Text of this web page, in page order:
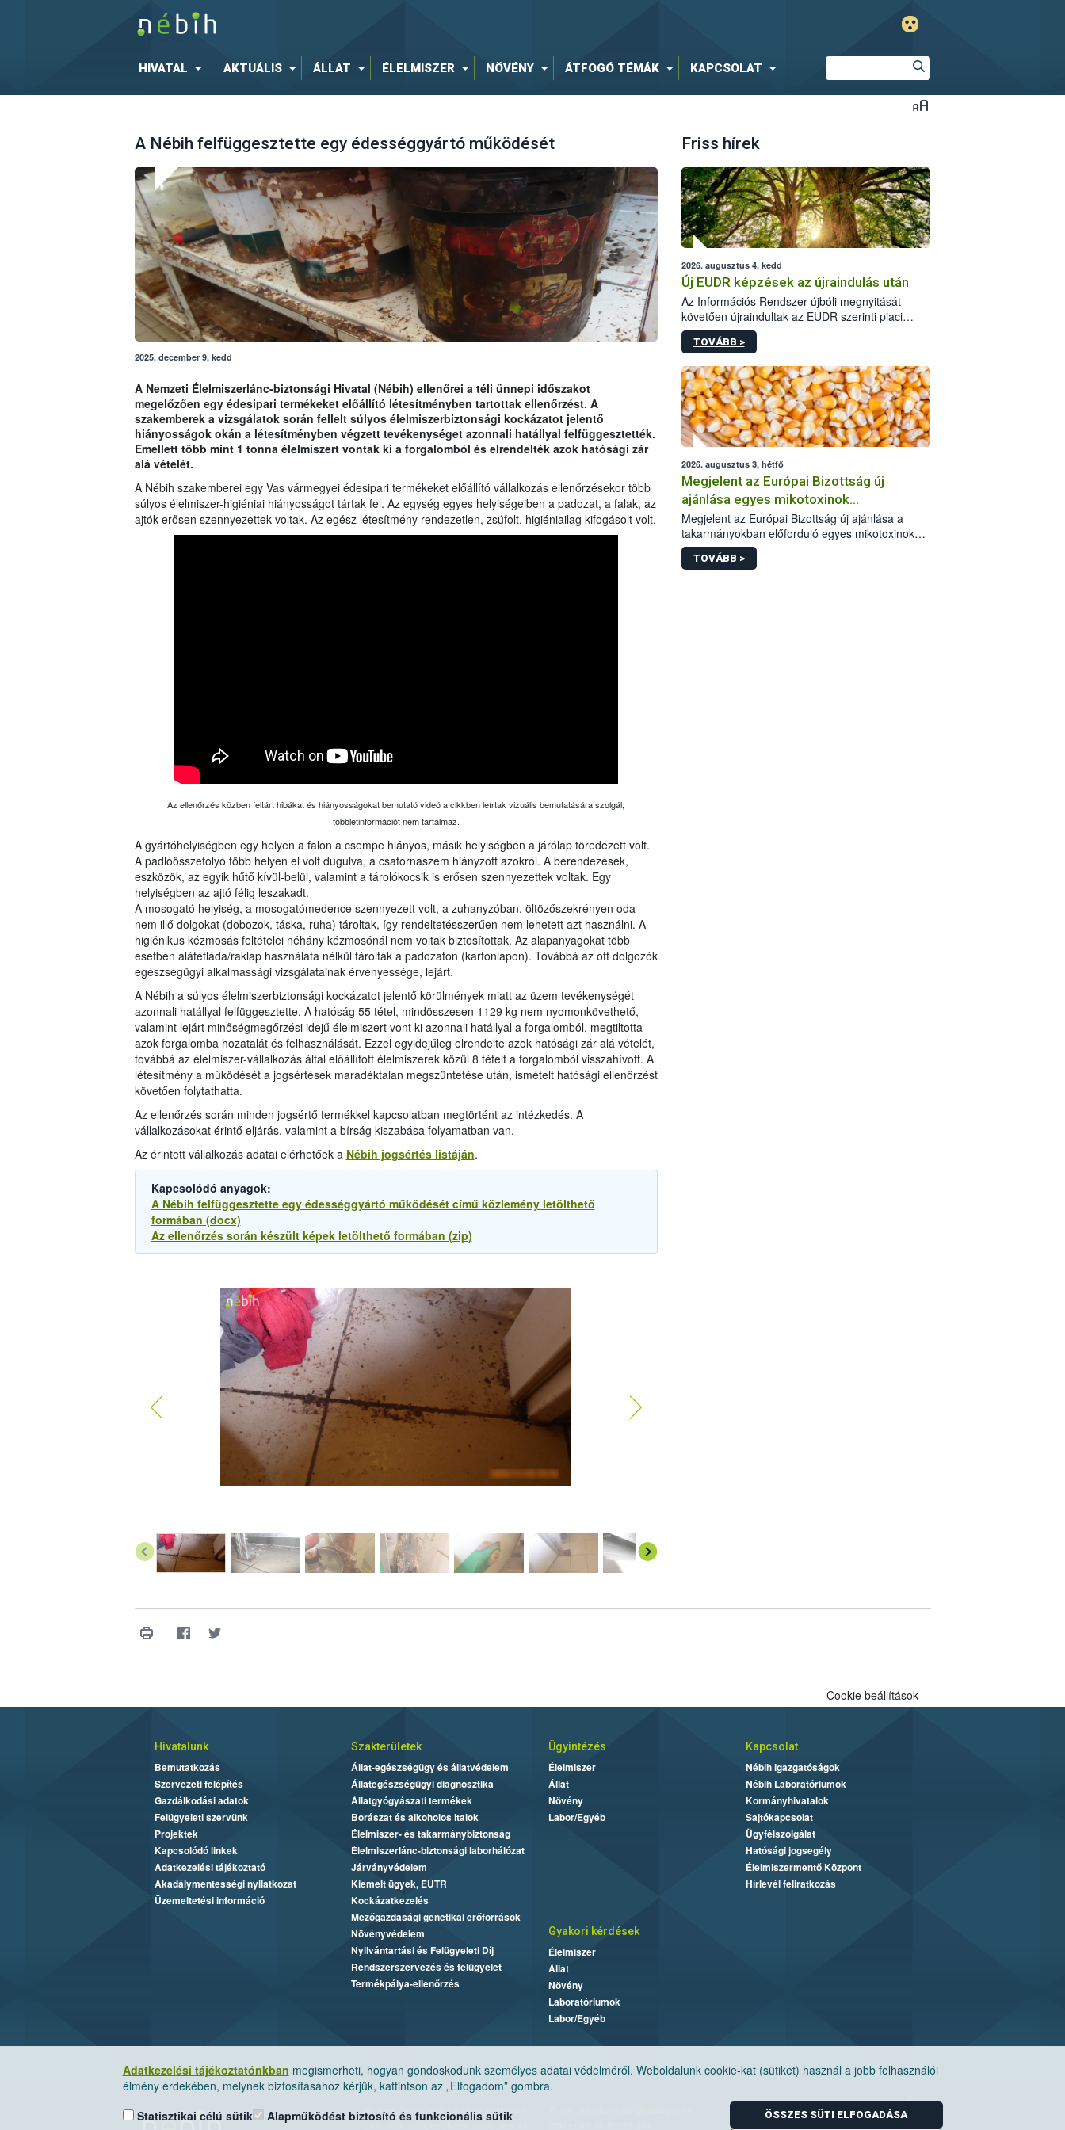
HIVATAL AKTUÁLIS ÁLLAT ÉLELMISZER NÖVÉNY ÁTFOGÓ TÉMÁK KAPCSOLAT
A Nébih felfüggesztette egy édességgyártó működését
2025. december 9, kedd
A Nemzeti Élelmiszerlánc-biztonsági Hivatal (Nébih) ellenőrei a téli ünnepi időszakot
megelőzően egy édesipari termékeket előállító létesítményben tartottak ellenőrzést. A
szakemberek a vizsgálatok során fellelt súlyos élelmiszerbiztonsági kockázatot jelentő
hiányosságok okán a létesítményben végzett tevékenységet azonnali hatállyal felfüggesztették.
Emellett több mint 1 tonna élelmiszert vontak ki a forgalomból és elrendelték azok hatósági zár
alá vételét.
A Nébih szakemberei egy Vas vármegyei édesipari termékeket előállító vállalkozás ellenőrzésekor több
súlyos élelmiszer-higiéniai hiányosságot tártak fel. Az egység egyes helyiségeiben a padozat, a falak, az
ajtók erősen szennyezettek voltak. Az egész létesítmény rendezetlen, zsúfolt, higiéniailag kifogásolt volt.
Az ellenőrzés közben feltárt hibákat és hiányosságokat bemutató videó a cikkben leírtak vizuális bemutatására szolgál,
többletinformációt nem tartalmaz.
A gyártóhelyiségben egy helyen a falon a csempe hiányos, másik helyiségben a járólap töredezett volt.
A padlóösszefolyó több helyen el volt dugulva, a csatornaszem hiányzott azokról. A berendezések,
eszközök, az egyik hűtő kívül-belül, valamint a tárolókocsik is erősen szennyezettek voltak. Egy
helyiségben az ajtó félig leszakadt.
A mosogató helyiség, a mosogatómedence szennyezett volt, a zuhanyzóban, öltözőszekrényen oda
nem illő dolgokat (dobozok, táska, ruha) tároltak, így rendeltetésszerűen nem lehetett azt használni. A
higiénikus kézmosás feltételei néhány kézmosónál nem voltak biztosítottak. Az alapanyagokat több
esetben alátétláda/raklap használata nélkül tárolták a padozaton (kartonlapon). Továbbá az ott dolgozók
egészségügyi alkalmassági vizsgálatainak érvényessége, lejárt.
A Nébih a súlyos élelmiszerbiztonsági kockázatot jelentő körülmények miatt az üzem tevékenységét
azonnali hatállyal felfüggesztette. A hatóság 55 tétel, mindösszesen 1129 kg nem nyomonkövethető,
valamint lejárt minőségmegőrzési idejű élelmiszert vont ki azonnali hatállyal a forgalomból, megtiltotta
azok forgalomba hozatalát és felhasználását. Ezzel egyidejűleg elrendelte azok hatósági zár alá vételét,
továbbá az élelmiszer-vállalkozás által előállított élelmiszerek közül 8 tételt a forgalomból visszahívott. A
létesítmény a működését a jogsértések maradéktalan megszüntetése után, ismételt hatósági ellenőrzést
követően folytathatta.
Az ellenőrzés során minden jogsértő termékkel kapcsolatban megtörtént az intézkedés. A
vállalkozásokat érintő eljárás, valamint a bírság kiszabása folyamatban van.
Az érintett vállalkozás adatai elérhetőek a Nébih jogsértés listáján.
Kapcsolódó anyagok:
A Nébih felfüggesztette egy édességgyártó működését című közlemény letölthető
formában (docx)
Az ellenőrzés során készült képek letölthető formában (zip)
Friss hírek
2026. augusztus 4, kedd
Új EUDR képzések az újraindulás után
Az Információs Rendszer újbóli megnyitását
követően újraindultak az EUDR szerinti piaci
szereplőknek szóló online képzések.
TOVÁBB >
2026. augusztus 3, hétfő
Megjelent az Európai Bizottság új
ajánlása egyes mikotoxinok
takarmányokban való jelenlétéről
Megjelent az Európai Bizottság új ajánlása a
takarmányokban előforduló egyes mikotoxinokkal
kapcsolatban. A dokumentum 2027-től új
irányértékek alkalmazását írja elő, és a jelenleg
TOVÁBB >
Adatkezelési tájékoztatónkban megismerheti, hogyan gondoskodunk személyes adatai védelméről. Weboldalunk cookie-kat (sütiket) használ a jobb felhasználói
élmény érdekében, melynek biztosításához kérjük, kattintson az „Elfogadom” gombra.
Statisztikai célú sütik
Alapműködést biztosító és funkcionális sütik ÖSSZES SÜTI ELFOGADÁSA
Cookie beállítások
Hivatalunk
Bemutatkozás
Szervezeti felépítés
Gazdálkodási adatok
Felügyeleti szervünk
Projektek
Kapcsolódó linkek
Adatkezelési tájékoztató
Akadálymentességi nyilatkozat
Üzemeltetési információ
Szakterületek
Állat-egészségügy és állatvédelem
Állategészségügyi diagnosztika
Állatgyógyászati termékek
Borászat és alkoholos italok
Élelmiszer- és takarmánybiztonság
Élelmiszerlánc-biztonsági laborhálózat
Járványvédelem
Kiemelt ügyek, EUTR
Kockázatkezelés
Mezőgazdasági genetikai erőforrások
Növényvédelem
Nyilvántartási és Felügyeleti Díj
Rendszerszervezés és felügyelet
Termékpálya-ellenőrzés
Ügyintézés
Élelmiszer
Állat
Növény
Labor/Egyéb
Kapcsolat
Nébih Igazgatóságok
Nébih Laboratóriumok
Kormányhivatalok
Sajtókapcsolat
Ügyfélszolgálat
Hatósági jogsegély
Élelmiszermentő Központ
Hírlevél feliratkozás
Gyakori kérdések
Élelmiszer
Állat
Növény
Laboratóriumok
Labor/Egyéb
Nemzeti Élelmiszerlánc-biztonsági Hivatal